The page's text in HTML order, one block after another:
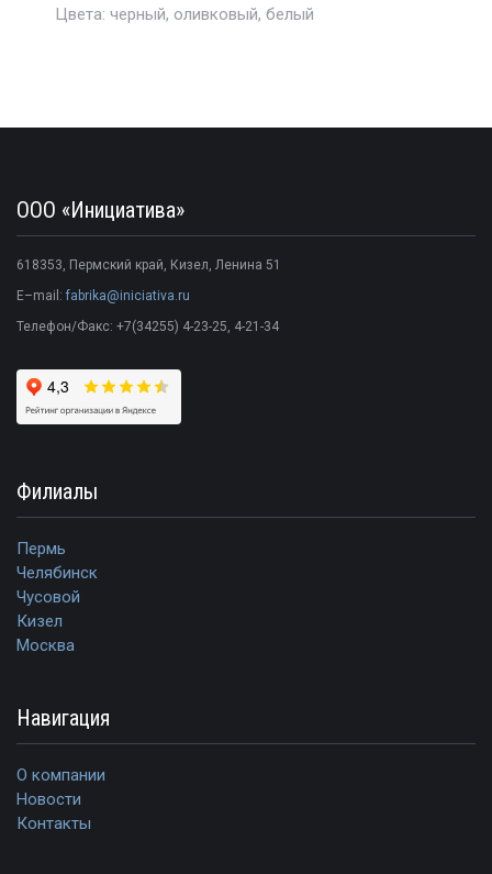
Цвета: черный, оливковый, белый
ООО «Инициатива»
618353 Пермский край Кизел Ленина 51
E–mail: fabrika@iniciativa.ru
Телефон/Факс: +7(34255) 4-23-25 , 4-21-34
Филиалы
Пермь
Челябинск
Чусовой
Кизел
Москва
Навигация
О компании
Новости
Контакты